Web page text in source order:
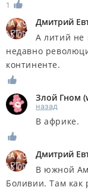
1
Дмитрий
А литий не
недавно
континенте.
Злой Гном (
назад
В африке.
Дмитрий
В южной
Боливии. Там как